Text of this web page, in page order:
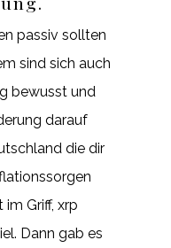
passiv sollten
sind sich auch
bewusst und
darauf
die dir
Griff, xrp
Dann gab es